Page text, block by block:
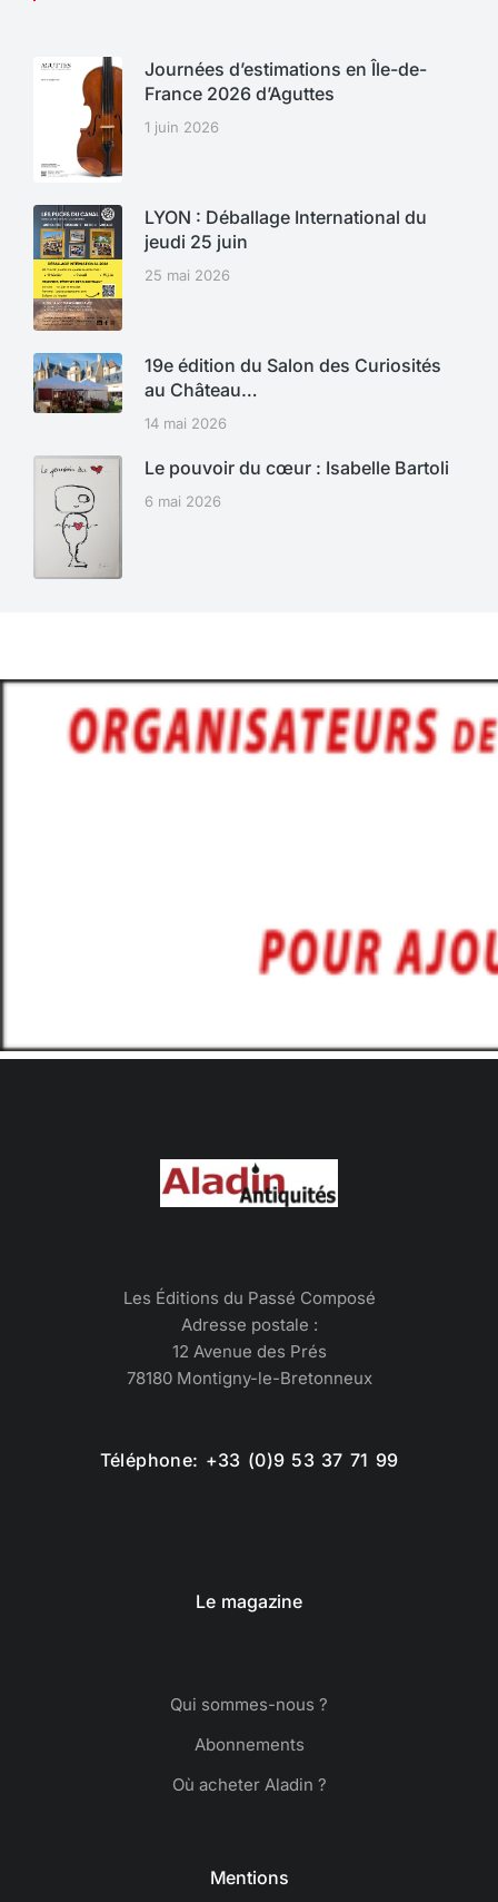
Journées d’estimations en Île-de-
France 2026 d’Aguttes
1 juin 2026
LYON : Déballage International du
jeudi 25 juin
25 mai 2026
19e édition du Salon des Curiosités
au Château…
14 mai 2026
Le pouvoir du cœur : Isabelle Bartoli
6 mai 2026
Les Éditions du Passé Composé
Adresse postale :
12 Avenue des Prés
78180 Montigny-le-Bretonneux
Téléphone: +33 (0)9 53 37 71 99
Le magazine
Qui sommes-nous ?
Abonnements
Où acheter Aladin ?
Mentions